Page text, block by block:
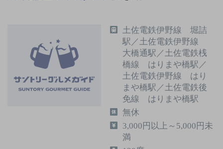
土佐電鉄伊野線 堀詰
駅／土佐電鉄伊野線
大橋通駅／土佐電鉄桟
橋線 はりまや橋駅／
土佐電鉄伊野線 はり
まや橋駅／土佐電鉄後
免線 はりまや橋駅
無休
3,000円以上～5,000円未
満